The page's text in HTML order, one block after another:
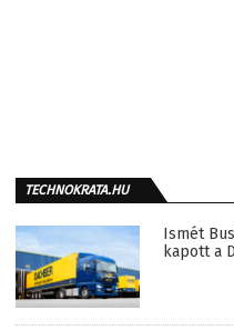
TECHNOKRATA.HU
Ismét
kapott a